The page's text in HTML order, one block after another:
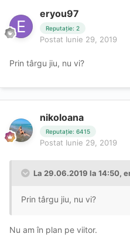
eryou97
Reputație: 2
Postat Iunie 29, 2019
Prin târgu jiu, nu vi?
nikoloana
Reputație: 6415
Postat Iunie 29, 2019
La 29.06.2019 la 14:50,
Prin târgu jiu, nu vi?
Nu am în plan pe viitor.